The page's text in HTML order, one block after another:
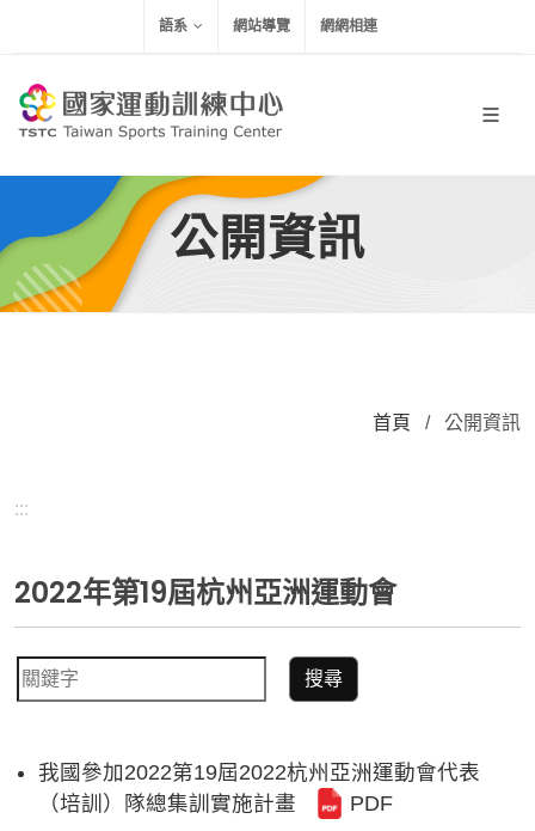
語系 網站導覽 網網相連
公開資訊
首頁 / 公開資訊
:::
2022年第19屆杭州亞洲運動會
搜尋
我國參加2022第19屆2022杭州亞洲運動會代表
（培訓）隊總集訓實施計畫
PDF